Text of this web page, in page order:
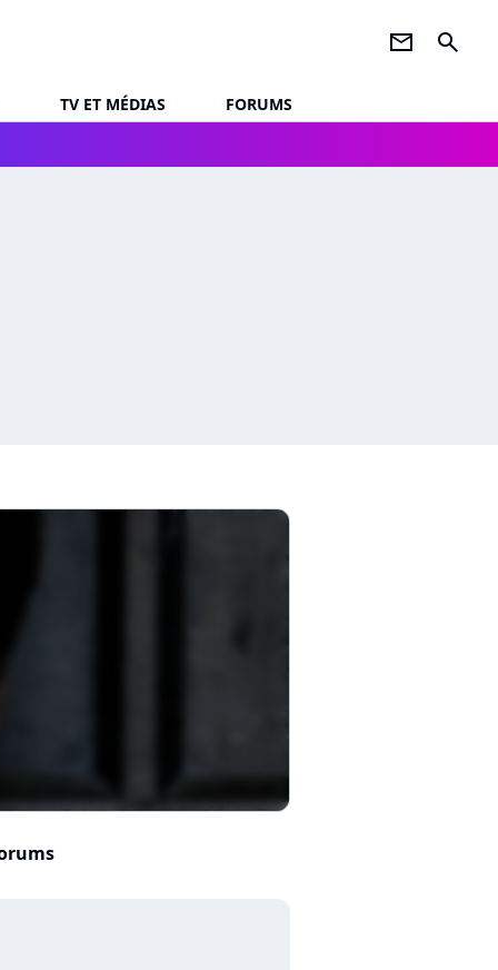
newsletter search
TV ET MÉDIAS
FORUMS